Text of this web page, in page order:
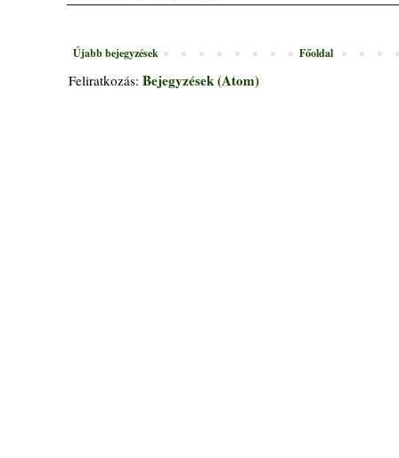
Újabb bejegyzések Főoldal
Feliratkozás: Bejegyzések (Atom)